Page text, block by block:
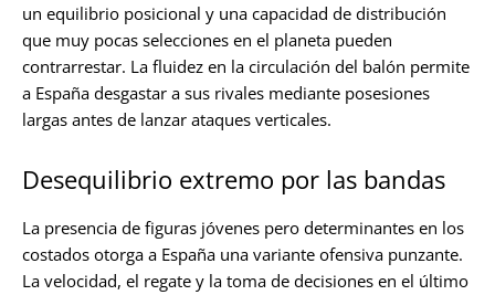
un equilibrio posicional y una capacidad de distribución
que muy pocas selecciones en el planeta pueden
contrarrestar. La fluidez en la circulación del balón permite
a España desgastar a sus rivales mediante posesiones
largas antes de lanzar ataques verticales.
Desequilibrio extremo por las bandas
La presencia de figuras jóvenes pero determinantes en los
costados otorga a España una variante ofensiva punzante.
La velocidad, el regate y la toma de decisiones en el último